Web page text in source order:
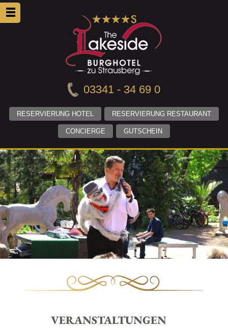
03341 - 34 69 0
RESERVIERUNG HOTEL RESERVIERUNG RESTAURANT
CONCIERGE GUTSCHEIN
VERANSTALTUNGEN